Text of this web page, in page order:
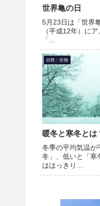
世界亀の日
5月23日は「世界
（平成12年）に
「...
自然・生物
暖冬と寒冬とは
冬季の平均気温が
冬」、低いと「寒
ははっきり...